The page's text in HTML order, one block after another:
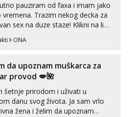
pauziram od faxa i imam jako
vremena. Trazim nekog decka za
sex na duze staze! Klikni na link
ONA
da upoznam muškarca za
provod 💋🌺
šetnje prirodom i uživati u
danu svog života. Ja sam vrlo
žena i želim da upoznam